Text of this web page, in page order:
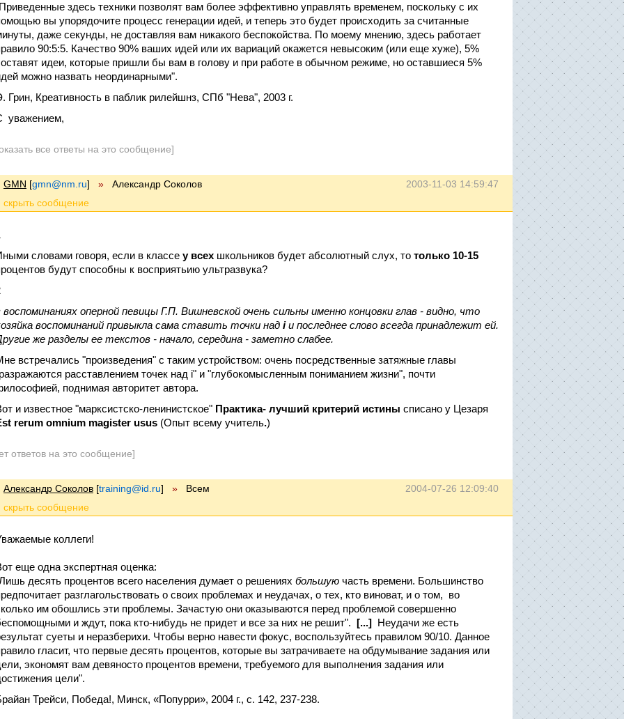
здесь техники позволят вам более эффективно управлять временем, поскольку с их
вы упорядочите процесс генерации идей, и теперь это будет происходить за считанные
даже секунды, не доставляя вам никакого беспокойства. По моему мнению, здесь работает
90:5:5. Качество 90% ваших идей или их вариаций окажется невысоким (или еще хуже), 5%
идеи, которые пришли бы вам в голову и при работе в обычном режиме, но оставшиеся 5%
можно назвать неординарными".
Грин, Креативность в паблик рилейшнз, СПб "Нева", 2003 г.
уважением,
все ответы на это сообщение]
2003-11-03 14:59:47
GMN [gmn@nm.ru] » Александр Соколов
словами говоря, если в классе у всех школьников будет абсолютный слух, то только 10-15
будут способны к восприятьию ультразвука?
воспоминаниях оперной певицы Г.П. Вишневской очень сильны именно концовки глав - видно, что
воспоминаний привыкла сама ставить точки над iи последнее слово всегда принадлежит ей.
же разделы ее текстов - начало, середина - заметно слабее.
встречались "произведения" с таким устройством: очень посредственные затяжные главы
расставлением точек над i" и "глубокомысленным пониманием жизни", почти
поднимая авторитет автора.
и известное "марксистско-ленинистское" Практика- лучший критерий истины списано у Цезаря
rerum omnium magister usus (Опыт всему учитель.)
ответов на это сообщение]
2004-07-26 12:09:40
Александр Соколов [training@id.ru] » Всем
коллеги!
еще одна экспертная оценка:
десять процентов всего населения думает о решениях большую часть времени. Большинство
разглагольствовать о своих проблемах и неудачах, о тех, кто виноват, и о том, во
им обошлись эти проблемы. Зачастую они оказываются перед проблемой совершенно
и ждут, пока кто-нибудь не придет и все за них не решит". [...] Неудачи же есть
суеты и неразберихи. Чтобы верно навести фокус, воспользуйтесь правилом 90/10. Данное
гласит, что первые десять процентов, которые вы затрачиваете на обдумывание задания или
экономят вам девяносто процентов времени, требуемого для выполнения задания или
цели".
Трейси, Победа!, Минск, «Попурри», 2004 г., с. 142, 237-238.